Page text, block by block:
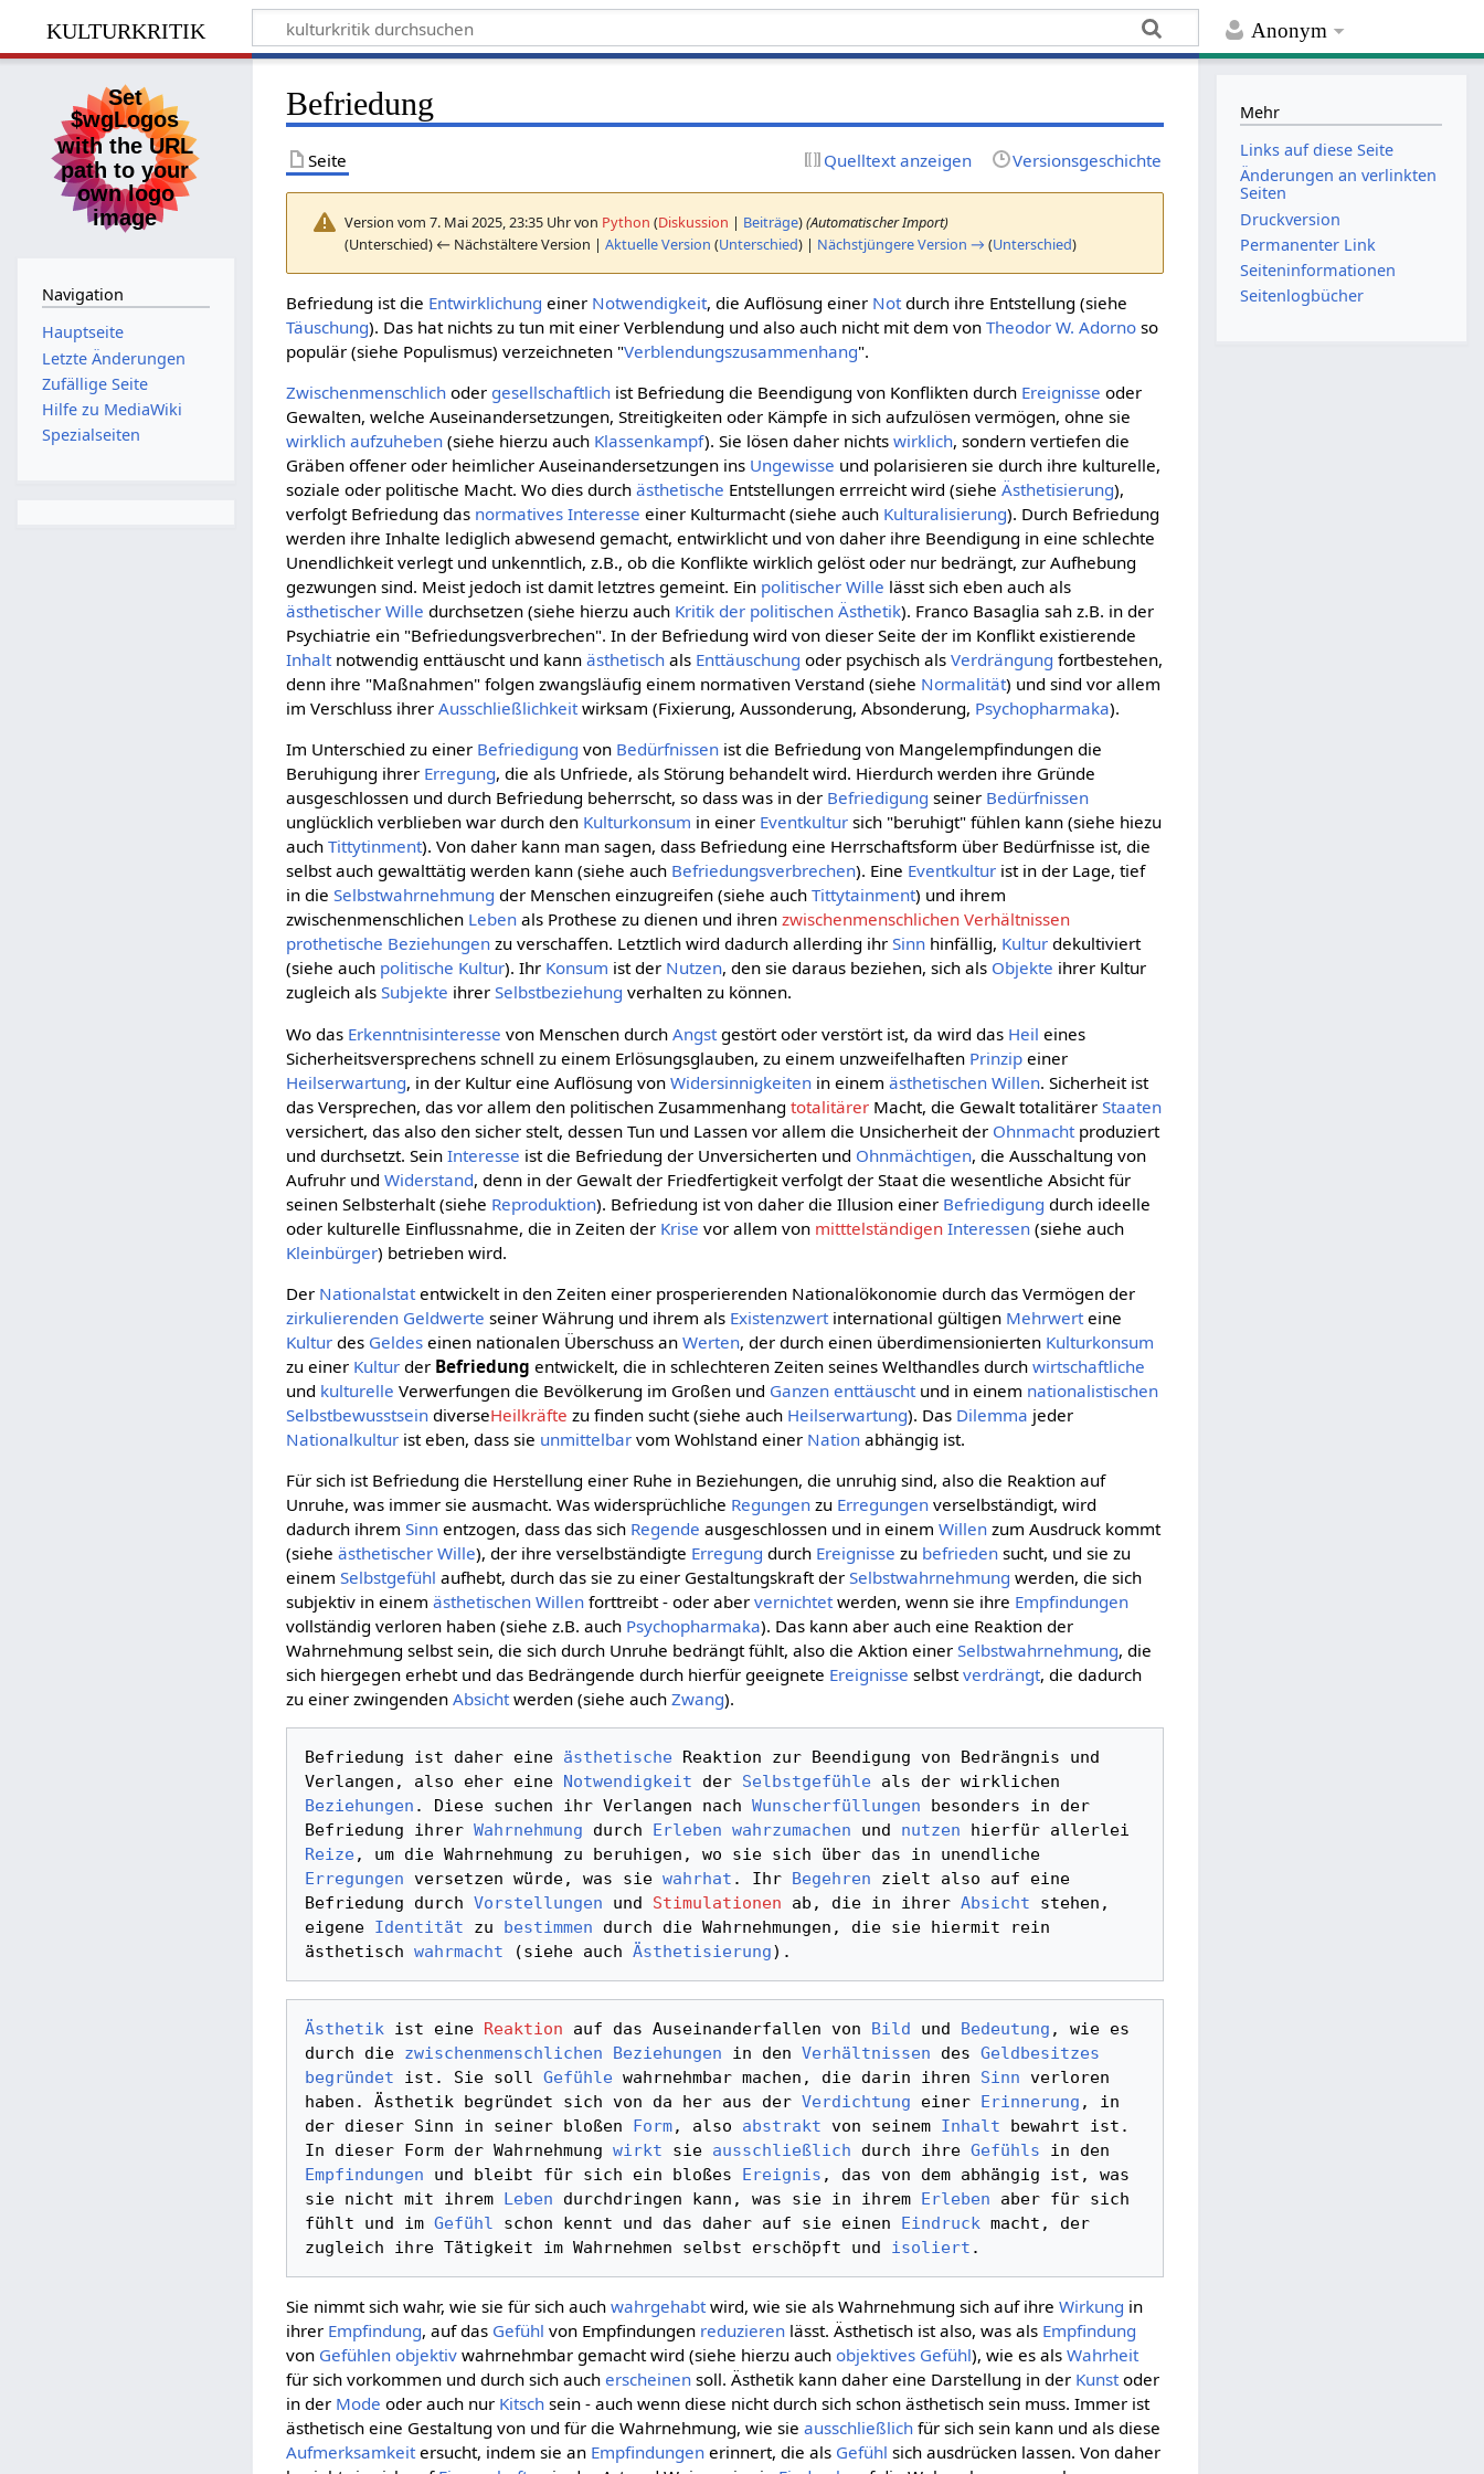
Anonym
kulturkritik
Befriedung
Seite Quelltext anzeigen Versionsgeschichte
Version vom 7. Mai 2025, 23:35 Uhr von Python (Diskussion | Beiträge)(Automatischer Import)
(Unterschied) ← Nächstältere Version |Aktuelle Version (Unterschied) | Nächstjüngere Version → (Unterschied)
Befriedung ist die Entwirklichung einer Notwendigkeit, die Auflösung einer Not durch ihre Entstellung (siehe
Täuschung). Das hat nichts zu tun mit einer Verblendung und also auch nicht mit dem vonTheodor W. Adorno so
populär (siehe Populismus) verzeichneten "Verblendungszusammenhang".
Zwischenmenschlich oder gesellschaftlich ist Befriedung die Beendigung von Konflikten durch Ereignisse oder
Gewalten, welche Auseinandersetzungen, Streitigkeiten oder Kämpfe in sich aufzulösen vermögen, ohne sie
wirklich aufzuheben (siehe hierzu auch Klassenkampf). Sie lösen daher nichtswirklich, sondern vertiefen die
Gräben offener oder heimlicher Auseinandersetzungen ins Ungewisse und polarisieren sie durch ihre kulturelle,
soziale oder politische Macht. Wo dies durchästhetische Entstellungen errreicht wird (sieheÄsthetisierung),
verfolgt Befriedung das normatives Interesse einer Kulturmacht (siehe auch Kulturalisierung). Durch Befriedung
werden ihre Inhalte lediglich abwesend gemacht, entwirklicht und von daher ihre Beendigung in eine schlechte
Unendlichkeit verlegt und unkenntlich, z.B., ob die Konflikte wirklich gelöst oder nur bedrängt, zur Aufhebung
gezwungen sind. Meist jedoch ist damit letztres gemeint. Ein politischer Wille lässt sich eben auch als
ästhetischer Wille durchsetzen (siehe hierzu auch Kritik der politischen Ästhetik). Franco Basaglia sah z.B. in der
Psychiatrie ein "Befriedungsverbrechen". In der Befriedung wird von dieser Seite der im Konflikt existierende
Inhaltnotwendig enttäuscht und kannästhetisch als Enttäuschung oder psychisch alsVerdrängung fortbestehen,
denn ihre "Maßnahmen" folgen zwangsläufig einem normativen Verstand (siehe Normalität) und sind vor allem
im Verschluss ihrerAusschließlichkeitwirksam (Fixierung, Aussonderung, Absonderung, Psychopharmaka).
Im Unterschied zu einer Befriedigung von Bedürfnissen ist die Befriedung von Mangelempfindungen die
Beruhigung ihrer Erregung, die als Unfriede, als Störung behandelt wird. Hierdurch werden ihre Gründe
ausgeschlossen und durch Befriedung beherrscht, so dass was in der Befriedigung seiner Bedürfnissen
unglücklich verblieben war durch den Kulturkonsum in einer Eventkultur sich "beruhigt" fühlen kann (siehe hiezu
auchTittytinment). Von daher kann man sagen, dass Befriedung eine Herrschaftsform über Bedürfnisse ist, die
selbst auch gewalttätig werden kann (siehe auch Befriedungsverbrechen). Eine Eventkultur ist in der Lage, tief
in dieSelbstwahrnehmung der Menschen einzugreifen (siehe auchTittytainment) und ihrem
zwischenmenschlichen Leben als Prothese zu dienen und ihrenzwischenmenschlichen Verhältnissen
prothetische Beziehungen zu verschaffen. Letztlich wird dadurch allerding ihrSinn hinfällig, Kultur dekultiviert
(siehe auch politische Kultur). Ihr Konsum ist der Nutzen, den sie daraus beziehen, sich als Objekte ihrer Kultur
zugleich alsSubjekte ihrerSelbstbeziehung verhalten zu können.
Wo das Erkenntnisinteresse von Menschen durchAngst gestört oder verstört ist, da wird das Heil eines
Sicherheitsversprechens schnell zu einem Erlösungsglauben, zu einem unzweifelhaften Prinzip einer
Heilserwartung, in der Kultur eine Auflösung vonWidersinnigkeiten in einemästhetischen Willen. Sicherheit ist
das Versprechen, das vor allem den politischen Zusammenhangtotalitärer Macht, die Gewalt totalitärerStaaten
versichert, das also den sicher stelt, dessen Tun und Lassen vor allem die Unsicherheit der Ohnmacht produziert
und durchsetzt. SeinInteresse ist die Befriedung der Unversicherten und Ohnmächtigen, die Ausschaltung von
Aufruhr undWiderstand, denn in der Gewalt der Friedfertigkeit verfolgt der Staat die wesentliche Absicht für
seinen Selbsterhalt (siehe Reproduktion). Befriedung ist von daher die Illusion einer Befriedigung durch ideelle
oder kulturelle Einflussnahme, die in Zeiten der Krise vor allem von mitttelständigen Interessen (siehe auch
Kleinbürger) betrieben wird.
Der Nationalstat entwickelt in den Zeiten einer prosperierenden Nationalökonomie durch das Vermögen der
zirkulierenden Geldwerte seiner Währung und ihrem als Existenzwert international gültigen Mehrwert eine
Kultur des Geldes einen nationalen Überschuss anWerten, der durch einen überdimensionierten Kulturkonsum
zu einer Kultur der Befriedung entwickelt, die in schlechteren Zeiten seines Welthandles durchwirtschaftliche
und kulturelle Verwerfungen die Bevölkerung im Großen und Ganzen enttäuscht und in einem nationalistischen
Selbstbewusstsein diverseHeilkräfte zu finden sucht (siehe auch Heilserwartung). Das Dilemma jeder
Nationalkultur ist eben, dass sie unmittelbar vom Wohlstand einer Nation abhängig ist.
Für sich ist Befriedung die Herstellung einer Ruhe in Beziehungen, die unruhig sind, also die Reaktion auf
Unruhe, was immer sie ausmacht. Was widersprüchliche Regungen zu Erregungen verselbständigt, wird
dadurch ihremSinn entzogen, dass das sich Regende ausgeschlossen und in einemWillen zum Ausdruck kommt
(sieheästhetischer Wille), der ihre verselbständigte Erregung durch Ereignisse zu befrieden sucht, und sie zu
einemSelbstgefühl aufhebt, durch das sie zu einer Gestaltungskraft derSelbstwahrnehmung werden, die sich
subjektiv in einemästhetischen Willen forttreibt - oder abervernichtet werden, wenn sie ihre Empfindungen
vollständig verloren haben (siehe z.B. auch Psychopharmaka). Das kann aber auch eine Reaktion der
Wahrnehmung selbst sein, die sich durch Unruhe bedrängt fühlt, also die Aktion einerSelbstwahrnehmung, die
sich hiergegen erhebt und das Bedrängende durch hierfür geeignete Ereignisse selbstverdrängt, die dadurch
zu einer zwingendenAbsicht werden (siehe auchZwang).
Befriedung ist daher eine ästhetische Reaktion zur Beendigung von Bedrängnis und
Verlangen, also eher eine Notwendigkeit der Selbstgefühle
Beziehungen . Diese suchen ihr Verlangen nach Wunscherfüllungen besonders in der
Befriedung ihrer Wahrnehmung durch Erleben wahrzumachen und nutzen
Reize
, um die Wahrnehmung zu beruhigen, wo sie sich über das in unendliche
Erregungen versetzen würde, was sie wahrhat . Ihr Begehren zielt also auf eine
Befriedung durch Vorstellungen und Stimulationen ab, die in ihrer Absicht stehen,
eigene Identität zu bestimmen durch die Wahrnehmungen, die sie hiermit rein
ästhetisch wahrmacht (siehe auch Ästhetisierung
Ästhetik ist eine Reaktion auf das Auseinanderfallen von Bild und Bedeutung , wie es
durch die zwischenmenschlichen Beziehungen in den Verhältnissen des Geldbesitzes
begründet ist. Sie soll Gefühle wahrnehmbar machen, die darin ihren Sinn verloren
haben. Ästhetik begründet sich von da her aus der Verdichtung einer Erinnerung , in
der dieser Sinn in seiner bloßen Form, also abstrakt von seinem Inhalt bewahrt ist.
In dieser Form der Wahrnehmung wirkt sie ausschließlich durch ihre Gefühls
Empfindungen und bleibt für sich ein bloßes Ereignis , das von dem abhängig ist, was
sie nicht mit ihrem Leben durchdringen kann, was sie in ihrem Erleben aber für sich
fühlt und im Gefühl schon kennt und das daher auf sie einen Eindruck macht, der
zugleich ihre Tätigkeit im Wahrnehmen selbst erschöpft und isoliert
Sie nimmt sich wahr, wie sie für sich auchwahrgehabtwird, wie sie als Wahrnehmung sich auf ihreWirkung in
ihrer Empfindung, auf das Gefühl von Empfindungen reduzieren lässt. Ästhetisch ist also, was als Empfindung
von Gefühlen objektiv wahrnehmbar gemacht wird (siehe hierzu auchobjektives Gefühl), wie es alsWahrheit
für sich vorkommen und durch sich aucherscheinen soll. Ästhetik kann daher eine Darstellung in der Kunstoder
in der Mode oder auch nur Kitsch sein - auch wenn diese nicht durch sich schon ästhetisch sein muss. Immer ist
ästhetisch eine Gestaltung von und für die Wahrnehmung, wie sieausschließlich für sich sein kann und als diese
Aufmerksamkeitersucht, indem sie an Empfindungen erinnert, die als Gefühl sich ausdrücken lassen. Von daher
Navigation
Hauptseite
Letzte Änderungen
Zufällige Seite
Hilfe zu MediaWiki
Spezialseiten
Mehr
Links auf diese Seite
Änderungen an verlinkten
Seiten
Druckversion
Permanenter Link
Seiten­­informationen
Seitenlogbücher